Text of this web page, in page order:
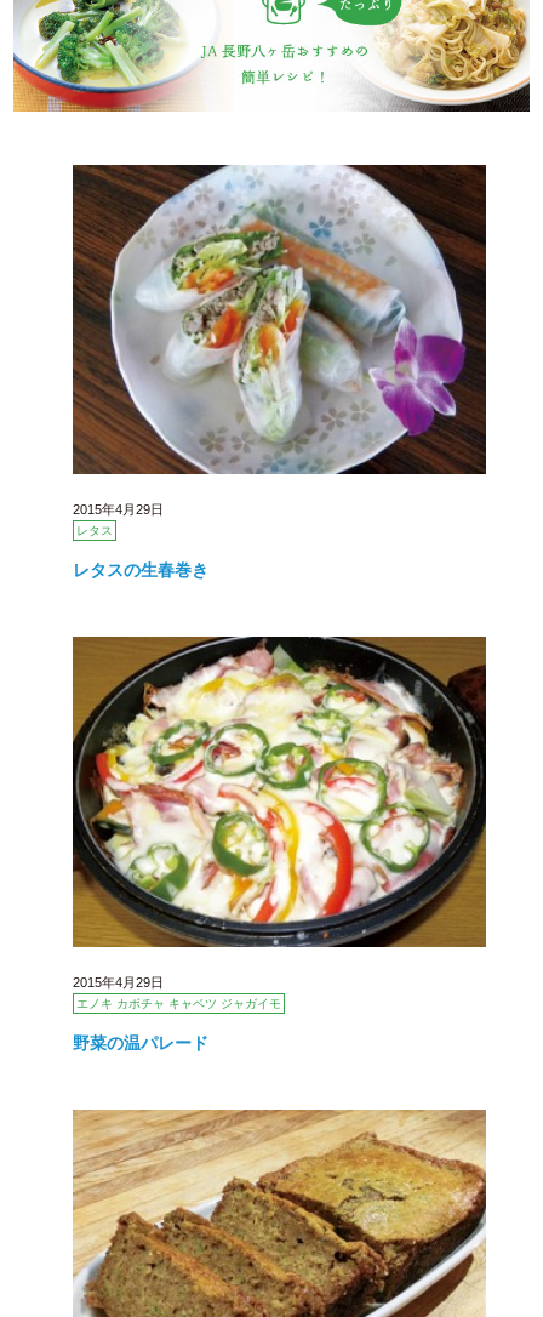
2015年4月29日
レタス
レタスの生春巻き
2015年4月29日
エノキ カボチャ キャベツ ジャガイモ
野菜の温パレード